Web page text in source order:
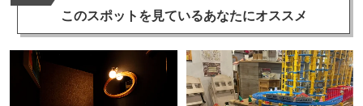
このスポットを見ているあなたにオススメ